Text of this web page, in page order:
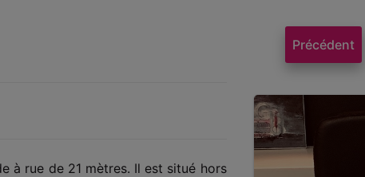
Précédent
à rue de 21 mètres. Il est situé hors